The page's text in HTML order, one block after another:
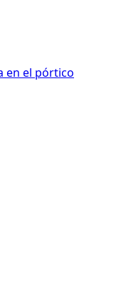
en el pórtico